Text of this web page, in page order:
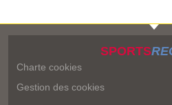
SPORTS
Charte cookies
Gestion des cookies